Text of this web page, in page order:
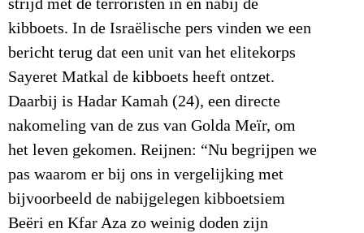
strijd met de terroristen in en nabij de
kibboets. In de Israëlische pers vinden we een
bericht terug dat een unit van het elitekorps
Sayeret Matkal de kibboets heeft ontzet.
Daarbij is Hadar Kamah (24), een directe
nakomeling van de zus van Golda Meïr, om
het leven gekomen. Reijnen: “Nu begrijpen we
pas waarom er bij ons in vergelijking met
bijvoorbeeld de nabijgelegen kibboetsiem
Beëri en Kfar Aza zo weinig doden zijn